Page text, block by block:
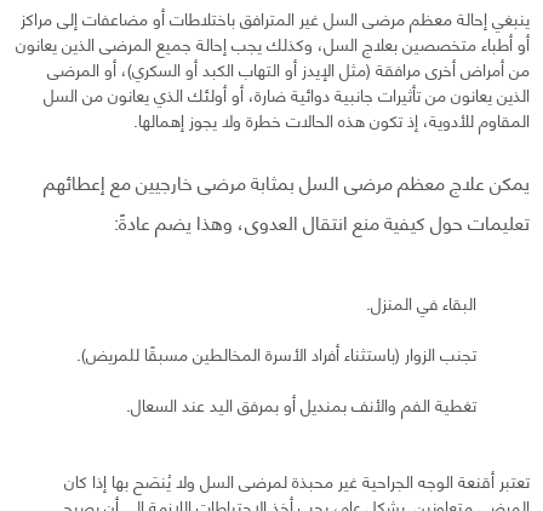
ينبغي إحالة معظم مرضى السل غير المترافق باختلاطات أو مضاعفات إلى مراكز
أو أطباء متخصصين بعلاج السل، وكذلك يجب إحالة جميع المرضى الذين يعانون
من أمراض أخرى مرافقة (مثل الإيدز أو التهاب الكبد أو السكري)، أو المرضى
الذين يعانون من تأثيرات جانبية دوائية ضارة، أو أولئك الذي يعانون من السل
المقاوم للأدوية، إذ تكون هذه الحالات خطرة ولا يجوز إهمالها.
يمكن علاج معظم مرضى السل بمثابة مرضى خارجيين مع إعطائهم
تعليمات حول كيفية منع انتقال العدوى، وهذا يضم عادةً:
البقاء في المنزل.
تجنب الزوار (باستثناء أفراد الأسرة المخالطين مسبقًا للمريض).
تغطية الفم والأنف بمنديل أو بمرفق اليد عند السعال.
تعتبر أقنعة الوجه الجراحية غير محبذة لمرضى السل ولا يُنصَح بها إذا كان
المرضى متعاونين. بشكل عام، يجب أخذ الاحتياطات اللازمة إلى أن يصبح